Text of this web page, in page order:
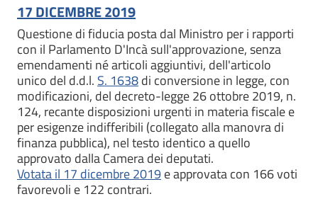
17 DICEMBRE 2019
Questione di fiducia posta dal Ministro per i rapporti
con il Parlamento D'Incà sull'approvazione, senza
emendamenti né articoli aggiuntivi, dell'articolo
unico del d.d.l. S. 1638di conversione in legge, con
modificazioni, del decreto-legge 26 ottobre 2019, n.
124, recante disposizioni urgenti in materia fiscale e
per esigenze indifferibili (collegato alla manovra di
finanza pubblica), nel testo identico a quello
approvato dalla Camera dei deputati.
Votata il 17 dicembre 2019e approvata con 166 voti
favorevoli e 122 contrari.